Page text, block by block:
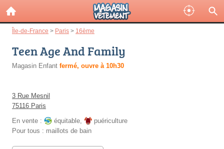
Île-de-France > Paris > 16ème
Teen Age And Family
Magasin Enfant fermé, ouvre à 10h30
3 Rue Mesnil
75116 Paris
En vente :
équitable,
puériculture
Pour tous : maillots de bain